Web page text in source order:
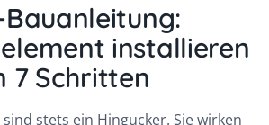
Bauanleitung:
installieren
7 Schritten
stets ein Hingucker. Sie wirken